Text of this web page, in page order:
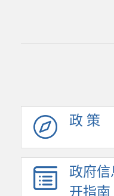
政 策
政府信
开指南